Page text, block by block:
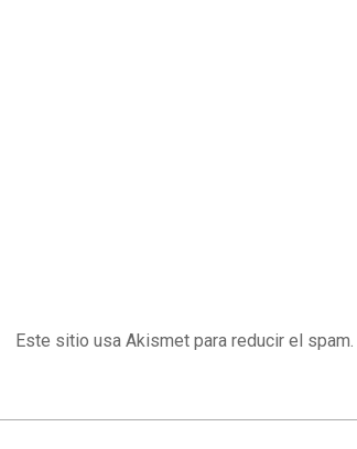
Este sitio usa Akismet para reducir el spam.